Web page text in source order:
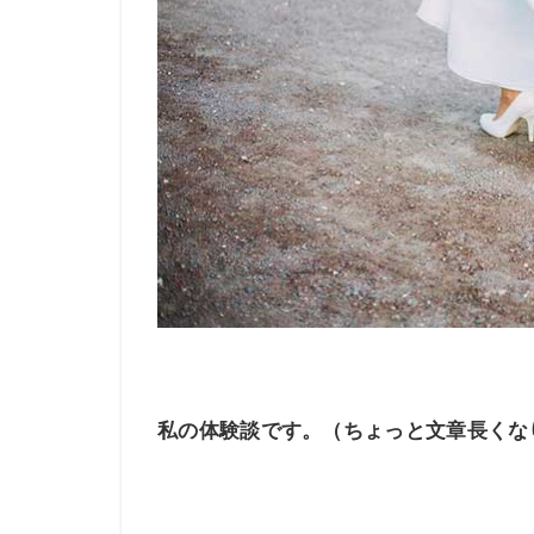
私の体験談です。（ちょっと文章長くな